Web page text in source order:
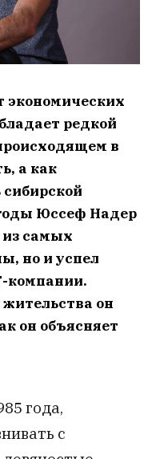
редкой
в
а как
Юссеф Надер
из самых
но и успел
компании.
он
он объясняет
года,
с